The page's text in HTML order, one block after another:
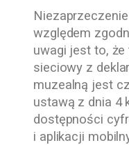
względem
uwagi jest to, że
sieciowy z
muzealną jest
ustawą z dnia 4
dostępności
i aplikacji